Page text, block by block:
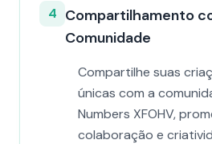
4 Compartilhamento
Comunidade
Compartilhe suas
únicas com a
Numbers XFOHV,
colaboração e